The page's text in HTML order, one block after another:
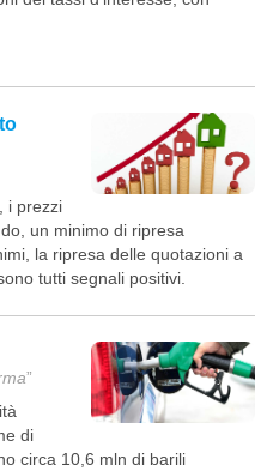
i prezzi
un minimo di ripresa
la ripresa delle quotazioni a
tutti segnali positivi.
”
di
circa 10,6 mln di barili